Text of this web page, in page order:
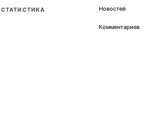
СТАТИСТИКА Новостей
Комментариев